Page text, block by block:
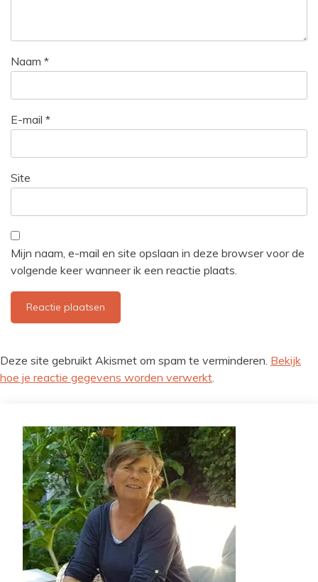
Naam *
E-mail *
Site
Mijn naam, e-mail en site opslaan in deze browser voor de
volgende keer wanneer ik een reactie plaats.
Deze site gebruikt Akismet om spam te verminderen. Bekijk
hoe je reactie gegevens worden verwerkt